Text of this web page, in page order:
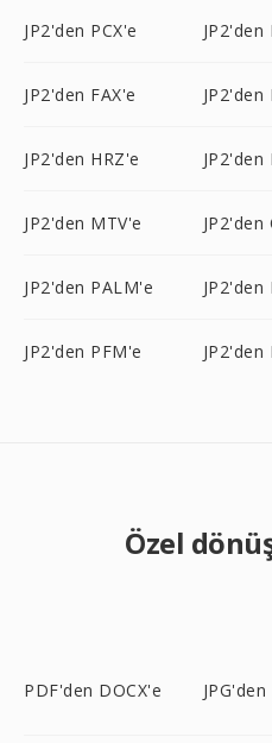
JP2'den PCX'e JP2'den
JP2'den FAX'e JP2'den
JP2'den HRZ'e JP2'den
JP2'den MTV'e JP2'den
JP2'den PALM'e JP2'den
JP2'den PFM'e JP2'den
Özel
PDF'den DOCX'e